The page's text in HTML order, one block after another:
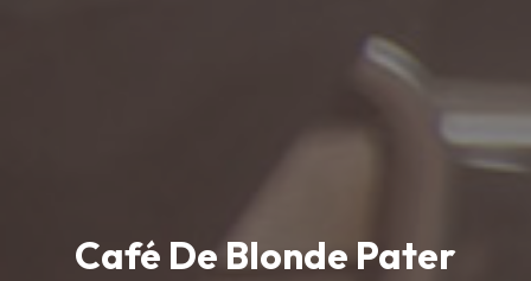
Café De Blonde Pater